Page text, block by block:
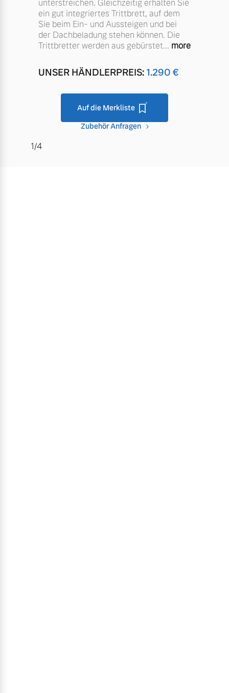
unterstreichen. Gleichzeitig erhalten Sie
ein gut integriertes Trittbrett, auf dem
Sie beim Ein- und Aussteigen und bei
der Dachbeladung stehen können. Die
Trittbretter werden aus gebürstet... more
UNSER HÄNDLERPREIS: 1.290 €
Auf die Merkliste
Zubehör Anfragen
1/4